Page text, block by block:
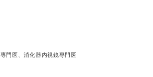
門医、消化器内視鏡専門医